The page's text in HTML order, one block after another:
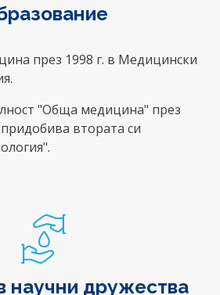
през 1998 г. в Медицински
"Обща медицина" през
придобива втората си
научни дружества